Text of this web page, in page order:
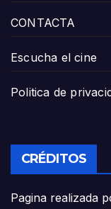
CONTACTA
Escucha el cine
Politica de
CRÉDITOS
Pagina realizada